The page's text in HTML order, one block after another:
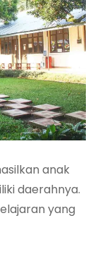
anak
daerahnya.
yang